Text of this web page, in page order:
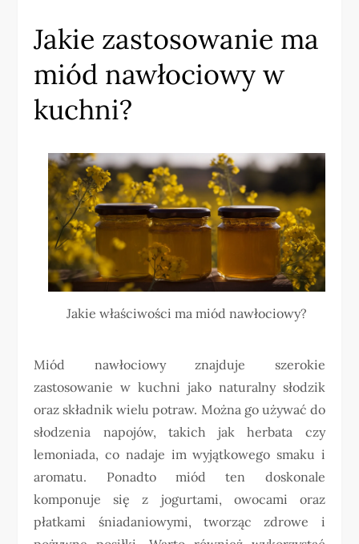
Jakie zastosowanie ma
miód nawłociowy w
kuchni?
Jakie właściwości ma miód nawłociowy?
Miód nawłociowy znajduje szerokie
zastosowanie w kuchni jako naturalny słodzik
oraz składnik wielu potraw. Można go używać do
słodzenia napojów, takich jak herbata czy
lemoniada, co nadaje im wyjątkowego smaku i
aromatu. Ponadto miód ten doskonale
komponuje się z jogurtami, owocami oraz
płatkami śniadaniowymi, tworząc zdrowe i